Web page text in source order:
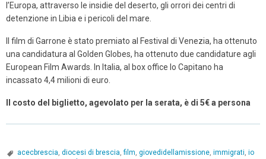
l’Europa, attraverso le insidie del deserto, gli orrori dei centri di
detenzione in Libia e i pericoli del mare.
Il film di Garrone è stato premiato al Festival di Venezia, ha ottenuto
una candidatura al Golden Globes, ha ottenuto due candidature agli
European Film Awards. In Italia, al box office Io Capitano ha
incassato 4,4 milioni di euro.
Il costo del biglietto, agevolato per la serata, è di 5€ a persona
acecbrescia, diocesi di brescia,film, giovedidellamissione, immigrati, io